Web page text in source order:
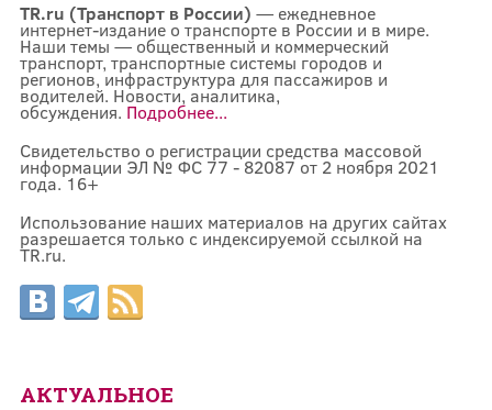
TR.ru (Транспорт в России) — ежедневное
интернет-издание о транспорте в России и в мире.
Наши темы — общественный и коммерческий
транспорт, транспортные системы городов и
регионов, инфраструктура для пассажиров и
водителей. Новости, аналитика,
обсуждения. Подробнее...
Свидетельство о регистрации средства массовой
информации ЭЛ № ФС 77 - 82087 от 2 ноября 2021
года. 16+
Использование наших материалов на других сайтах
разрешается только с индексируемой ссылкой на
TR.ru.
АКТУАЛЬНОЕ